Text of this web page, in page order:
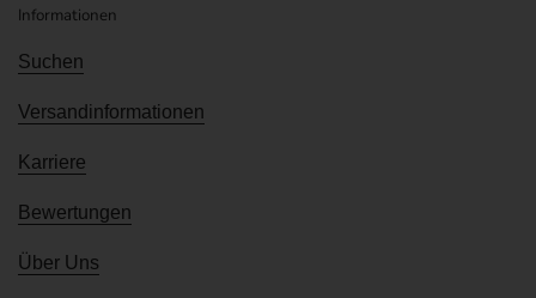
Informationen
Suchen
Versandinformationen
Karriere
Bewertungen
Über Uns